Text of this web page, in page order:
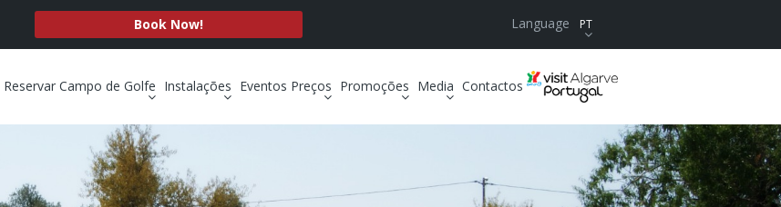
Book Now! Language PT
Reservar Campo de Golfe Instalações Eventos Preços Promoções Media Contactos